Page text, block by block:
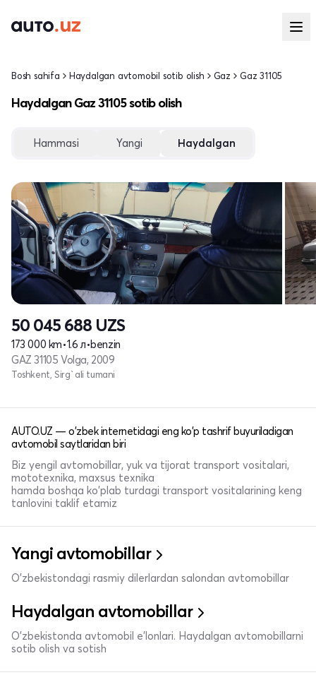
Bosh sahifa Haydalgan avtomobil sotib olish Gaz Gaz 31105
Haydalgan Gaz 31105 sotib olish
Hammasi Yangi Haydalgan
50 045 688 UZS
173 000 km•1.6 л•benzin
GAZ 31105 Volga, 2009
Toshkent, Sirg`ali tumani
AUTO.UZ — o'zbek internetidagi eng ko'p tashrif buyuriladigan
avtomobil saytlaridan biri
Biz yengil avtomobillar, yuk va tijorat transport vositalari,
mototexnika, maxsus texnika
hamda boshqa ko'plab turdagi transport vositalarining keng
tanlovini taklif etamiz
Yangi avtomobillar
O'zbekistondagi rasmiy dilerlardan salondan avtomobillar
Haydalgan avtomobillar
O'zbekistonda avtomobil e’lonlari. Haydalgan avtomobillarni
sotib olish va sotish